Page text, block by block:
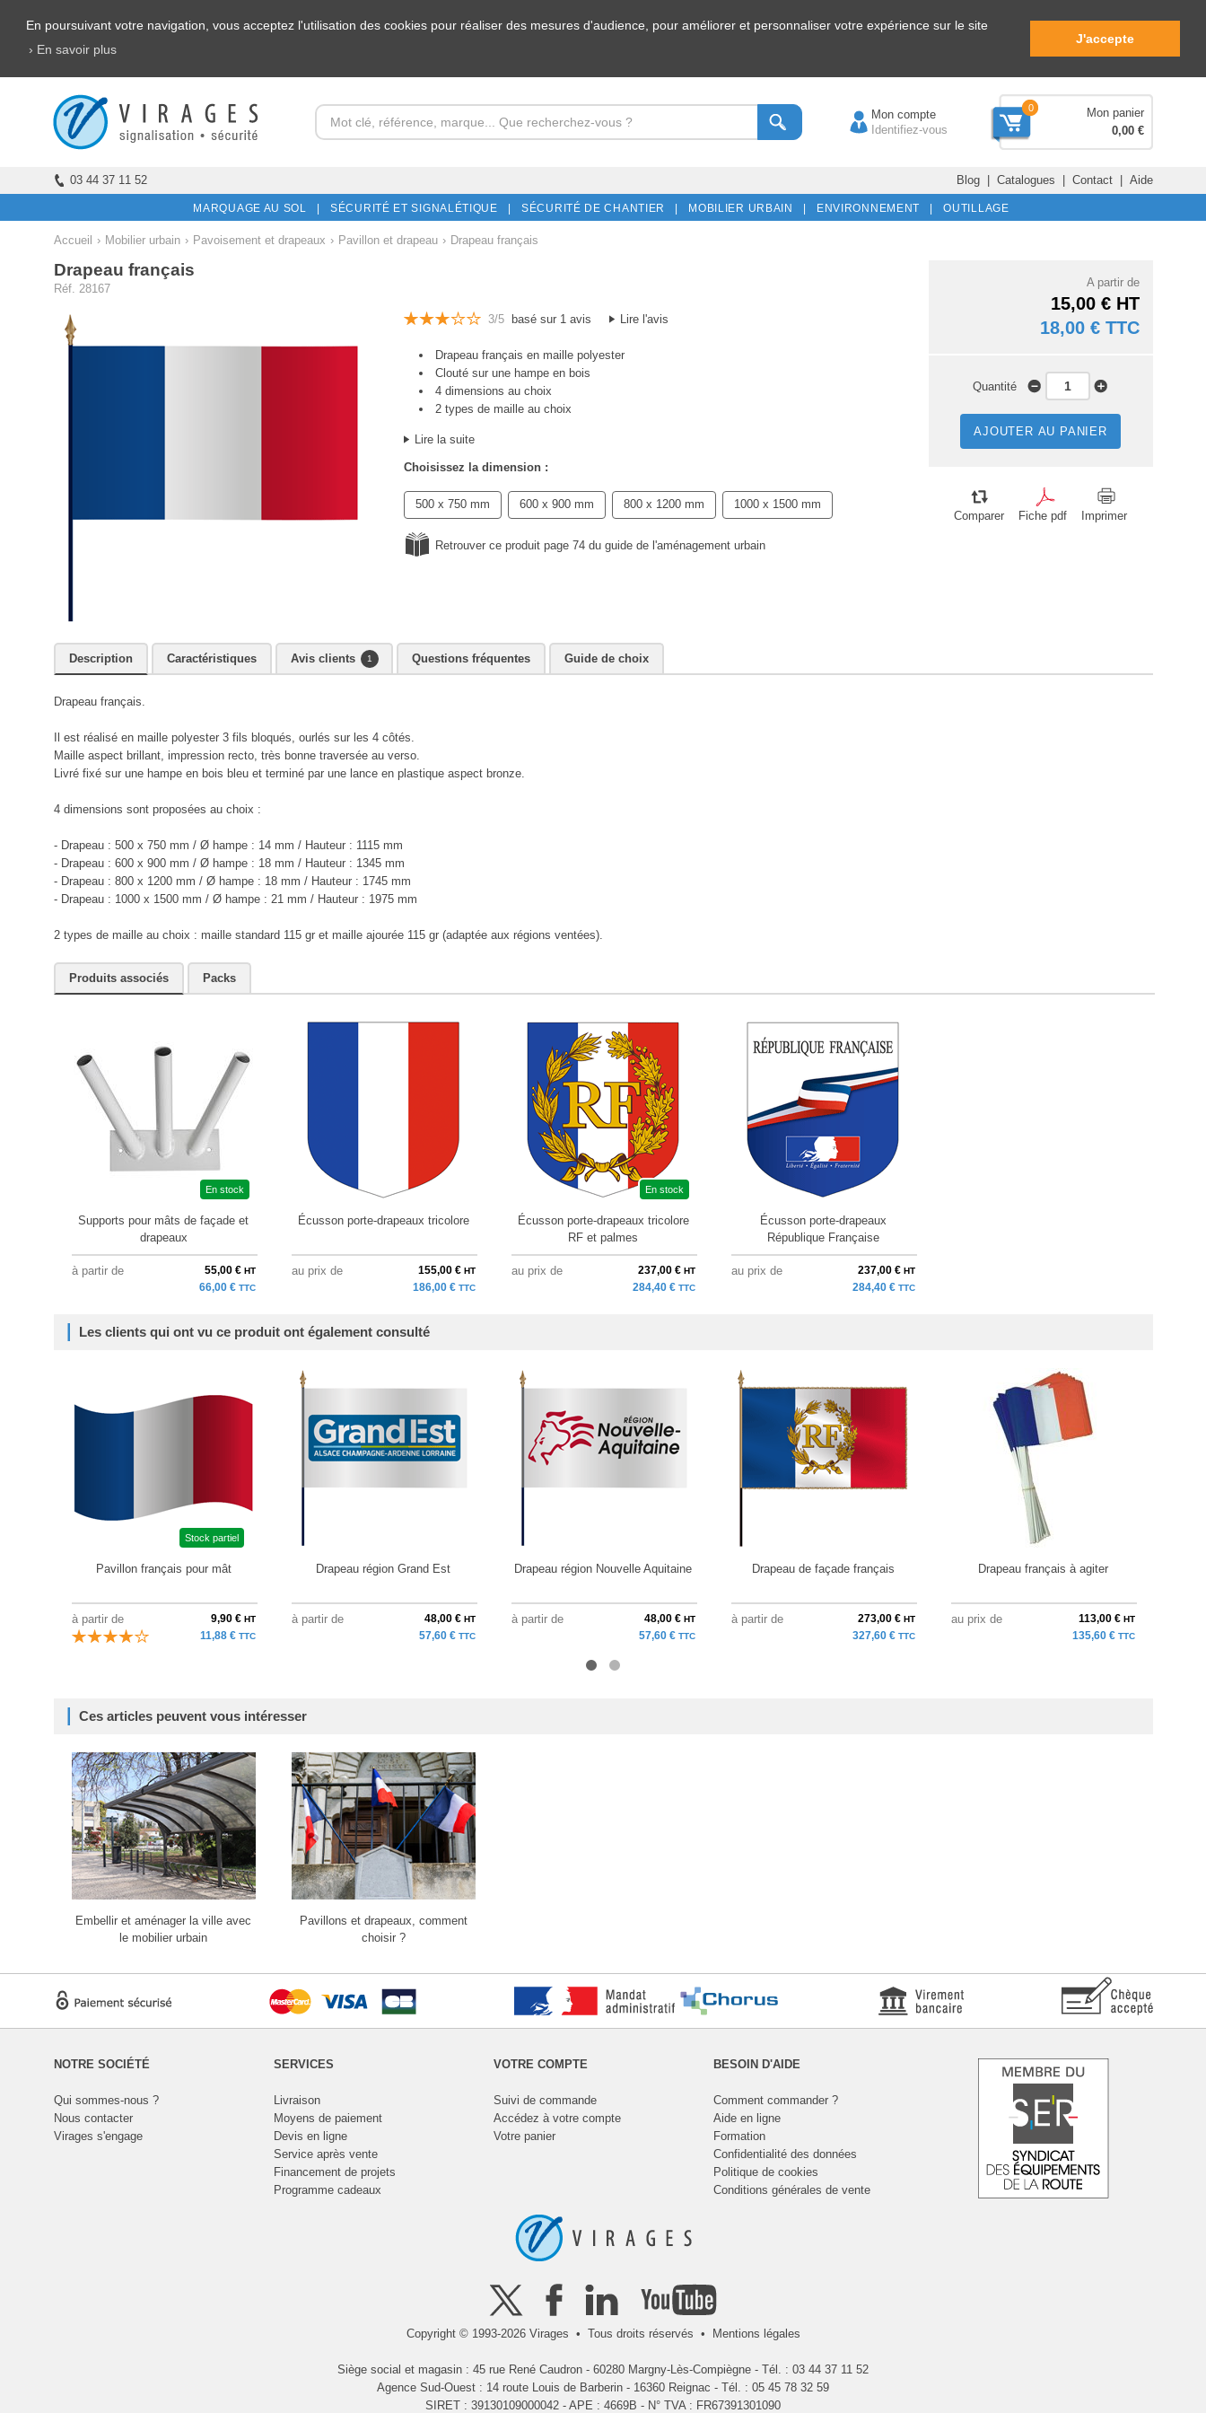
En poursuivant votre navigation, vous acceptez l'utilisation des cookies pour réaliser des mesures d'audience, pour améliorer et personnaliser votre expérience sur le site
› En savoir plus
J'accepte
Mon compte
Identifiez-vous
0
Mon panier
0,00 €
03 44 37 11 52 Blog| Catalogues | Contact| Aide
MARQUAGE AU SOL | SÉCURITÉ ET SIGNALÉTIQUE | SÉCURITÉ DE CHANTIER | MOBILIER URBAIN | ENVIRONNEMENT | OUTILLAGE
Accueil › Mobilier urbain › Pavoisement et drapeaux › Pavillon et drapeau › Drapeau français
Drapeau français
Réf. 28167
3/5basé sur 1 avis Lire l'avis
Drapeau français en maille polyester
Clouté sur une hampe en bois
4 dimensions au choix
2 types de maille au choix
Lire la suite
Choisissez la dimension :
500 x 750 mm 600 x 900 mm 800 x 1200 mm 1000 x 1500 mm
Retrouver ce produit page 74 du guide de l'aménagement urbain
A partir de
15,00 € HT
18,00 € TTC
Quantité
AJOUTER AU PANIER
Comparer Fiche pdf Imprimer
Description Caractéristiques Avis clients 1 Questions fréquentes Guide de choix
Drapeau français.
Il est réalisé en maille polyester 3 fils bloqués, ourlés sur les 4 côtés.
Maille aspect brillant, impression recto, très bonne traversée au verso.
Livré fixé sur une hampe en bois bleu et terminé par une lance en plastique aspect bronze.
4 dimensions sont proposées au choix :
- Drapeau : 500 x 750 mm / Ø hampe : 14 mm / Hauteur : 1115 mm
- Drapeau : 600 x 900 mm / Ø hampe : 18 mm / Hauteur : 1345 mm
- Drapeau : 800 x 1200 mm / Ø hampe : 18 mm / Hauteur : 1745 mm
- Drapeau : 1000 x 1500 mm / Ø hampe : 21 mm / Hauteur : 1975 mm
2 types de maille au choix : maille standard 115 gr et maille ajourée 115 gr (adaptée aux régions ventées).
Produits associés Packs
En stock
Supports pour mâts de façade et
drapeaux
à partir de 55,00 € HT
66,00 € TTC
Écusson porte-drapeaux tricolore
au prix de 155,00 € HT
186,00 € TTC
En stock
Écusson porte-drapeaux tricolore
RF et palmes
au prix de 237,00 € HT
284,40 € TTC
Écusson porte-drapeaux
République Française
au prix de 237,00 € HT
284,40 € TTC
Les clients qui ont vu ce produit ont également consulté
Stock partiel
Pavillon français pour mât
à partir de 9,90 € HT
11,88 € TTC
Drapeau région Grand Est
à partir de 48,00 € HT
57,60 € TTC
Drapeau région Nouvelle Aquitaine
à partir de 48,00 € HT
57,60 € TTC
Drapeau de façade français
à partir de 273,00 € HT
327,60 € TTC
Drapeau français à agiter
au prix de 113,00 € HT
135,60 € TTC
Ces articles peuvent vous intéresser
Embellir et aménager la ville avec
le mobilier urbain
Pavillons et drapeaux, comment
choisir ?
NOTRE SOCIÉTÉ
Qui sommes-nous ?
Nous contacter
Virages s'engage
SERVICES
Livraison
Moyens de paiement
Devis en ligne
Service après vente
Financement de projets
Programme cadeaux
VOTRE COMPTE
Suivi de commande
Accédez à votre compte
Votre panier
BESOIN D'AIDE
Comment commander ?
Aide en ligne
Formation
Confidentialité des données
Politique de cookies
Conditions générales de vente
Copyright © 1993-2026 Virages • Tous droits réservés • Mentions légales
Siège social et magasin : 45 rue René Caudron - 60280 Margny-Lès-Compiègne - Tél. : 03 44 37 11 52
Agence Sud-Ouest : 14 route Louis de Barberin - 16360 Reignac - Tél. : 05 45 78 32 59
SIRET : 39130109000042 - APE : 4669B - N° TVA : FR67391301090